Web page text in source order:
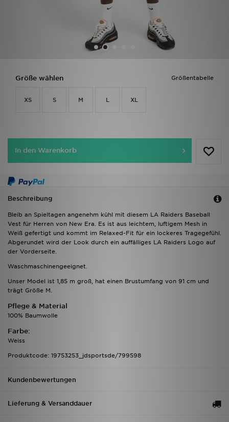
Größentabelle
Größe wählen
XS S M L XL
In den Warenkorb
Beschreibung
Bleib an Spieltagen angenehm kühl mit diesem LA Raiders Baseball
Vest für Herren von New Era. Es ist aus leichtem, luftigem Mesh in
Weiß gefertigt und kommt im Relaxed-Fit für ein lockeres Tragegefühl.
Abgerundet wird der Look durch ein auffälliges LA Raiders Logo auf
der Vorderseite.
Waschmaschinengeeignet.
Unser Model ist 1,85 m groß, hat einen Brustumfang von 91 cm und
trägt Größe M.
Pflege & Material
100% Baumwolle
Farbe:
Weiss
Produktcode: 19753253_jdsportsde/799598
Kundenbewertungen
Lieferung & Versanddauer